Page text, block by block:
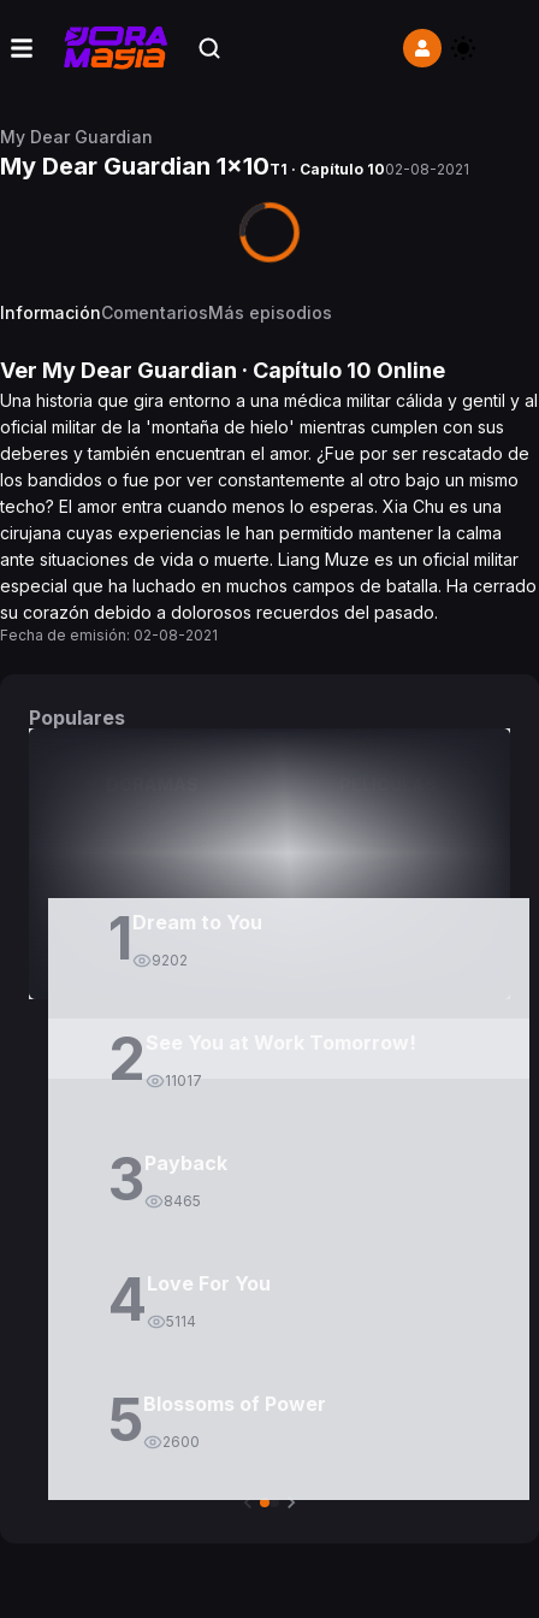
My Dear Guardian
My Dear Guardian 1x10T1 · Capítulo 1002-08-2021
InformaciónComentariosMás episodios
Ver My Dear Guardian · Capítulo 10 Online
Una historia que gira entorno a una médica militar cálida y gentil y al
oficial militar de la 'montaña de hielo' mientras cumplen con sus
deberes y también encuentran el amor. ¿Fue por ser rescatado de
los bandidos o fue por ver constantemente al otro bajo un mismo
techo? El amor entra cuando menos lo esperas. Xia Chu es una
cirujana cuyas experiencias le han permitido mantener la calma
ante situaciones de vida o muerte. Liang Muze es un oficial militar
especial que ha luchado en muchos campos de batalla. Ha cerrado
su corazón debido a dolorosos recuerdos del pasado.
Fecha de emisión: 02-08-2021
Populares
1 Dream to You
9202
2 11017
3Payback
8465
4Love For You
5114
5Blossoms of Power
2600